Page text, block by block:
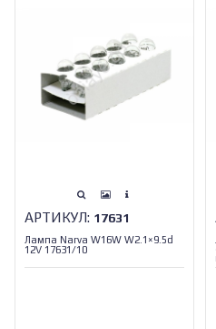
АРТИКУЛ: 17631
Лампа Narva W16W W2.1×9.5d
12V 17631/10